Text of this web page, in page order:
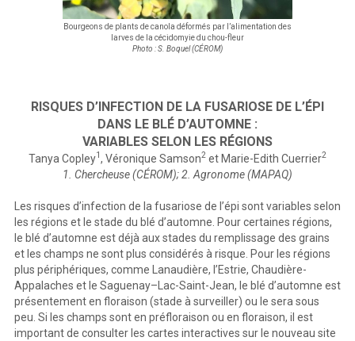
Bourgeons de plants de canola déformés par l’alimentation des
larves de la cécidomyie du chou-fleur
Photo : S. Boquel (CÉROM)
RISQUES D’INFECTION DE LA FUSARIOSE DE L’ÉPI
DANS LE BLÉ D’AUTOMNE :
VARIABLES SELON LES RÉGIONS
Tanya Copley1 , Véronique Samson2 et Marie-Edith Cuerrier2
1. Chercheuse (CÉROM); 2. Agronome (MAPAQ)
Les risques d’infection de la fusariose de l’épi sont variables selon
les régions et le stade du blé d’automne. Pour certaines régions,
le blé d’automne est déjà aux stades du remplissage des grains
et les champs ne sont plus considérés à risque. Pour les régions
plus périphériques, comme Lanaudière, l’Estrie, Chaudière-
Appalaches et le Saguenay–Lac-Saint-Jean, le blé d’automne est
présentement en floraison (stade à surveiller) ou le sera sous
peu. Si les champs sont en préfloraison ou en floraison, il est
important de consulter les cartes interactives sur le nouveau site